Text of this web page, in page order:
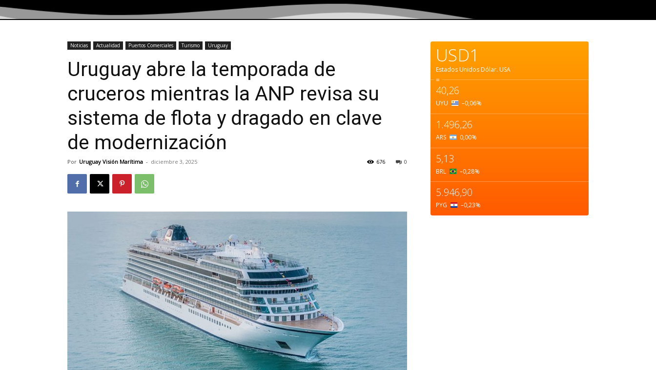
Noticias Actualidad Puertos Comerciales Turismo Uruguay
Uruguay abre la temporada de
cruceros mientras la ANP revisa su
sistema de flota y dragado en clave
de modernización
Por Uruguay Visión Marítima - diciembre 3, 2025 0
676
USD1
Estados Unidos Dólar. USA
=
40,26
UYU –0,06%
1.496,26
ARS 0,00%
5,13
BRL –0,28%
5.946,90
PYG –0,23%